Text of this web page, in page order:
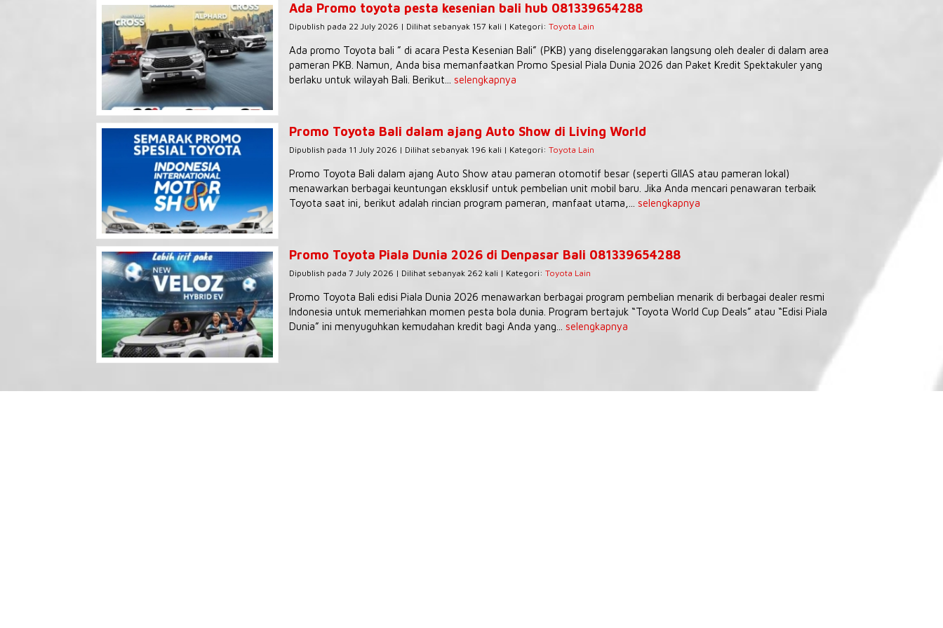
Ada Promo toyota pesta kesenian bali hub 081339654288
Dipublish pada 22 July 2026 | Dilihat sebanyak 157 kali | Kategori: Toyota Lain
Ada promo Toyota bali ” di acara Pesta Kesenian Bali” (PKB) yang diselenggarakan langsung oleh dealer di dalam area
pameran PKB. Namun, Anda bisa memanfaatkan Promo Spesial Piala Dunia 2026 dan Paket Kredit Spektakuler yang
berlaku untuk wilayah Bali. Berikut... selengkapnya
Promo Toyota Bali dalam ajang Auto Show di Living World
Dipublish pada 11 July 2026 | Dilihat sebanyak 196 kali | Kategori: Toyota Lain
Promo Toyota Bali dalam ajang Auto Show atau pameran otomotif besar (seperti GIIAS atau pameran lokal)
menawarkan berbagai keuntungan eksklusif untuk pembelian unit mobil baru. Jika Anda mencari penawaran terbaik
Toyota saat ini, berikut adalah rincian program pameran, manfaat utama,... selengkapnya
Promo Toyota Piala Dunia 2026 di Denpasar Bali 081339654288
Dipublish pada 7 July 2026 | Dilihat sebanyak 262 kali | Kategori: Toyota Lain
Promo Toyota Bali edisi Piala Dunia 2026 menawarkan berbagai program pembelian menarik di berbagai dealer resmi
Indonesia untuk memeriahkan momen pesta bola dunia. Program bertajuk “Toyota World Cup Deals” atau “Edisi Piala
Dunia” ini menyuguhkan kemudahan kredit bagi Anda yang... selengkapnya